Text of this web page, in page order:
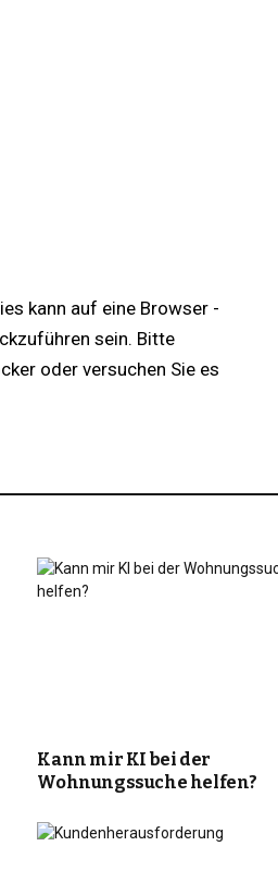
kann auf eine Browser -
sein. Bitte
oder versuchen Sie es
Kann mir KI bei der
Wohnungssuche helfen?